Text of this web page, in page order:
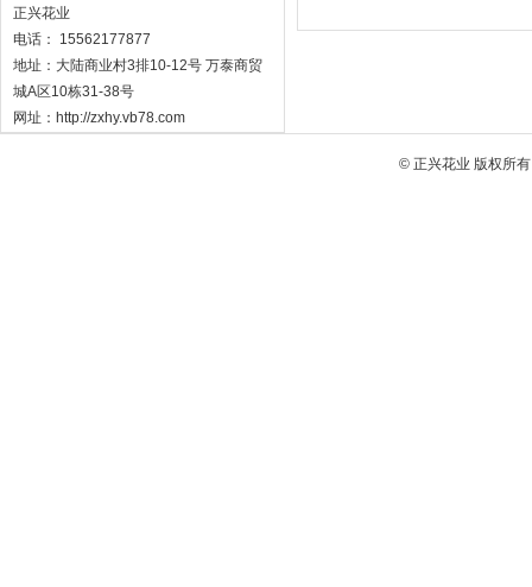
正兴花业
电话： 15562177877
地址：大陆商业村3排10-12号 万泰商贸
城A区10栋31-38号
网址：http://zxhy.vb78.com
© 正兴花业 版权所